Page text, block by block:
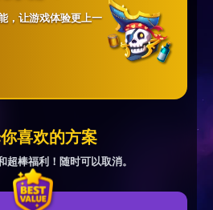
，让游戏体验更上一
喜欢的方案
超棒福利！随时可以取消。